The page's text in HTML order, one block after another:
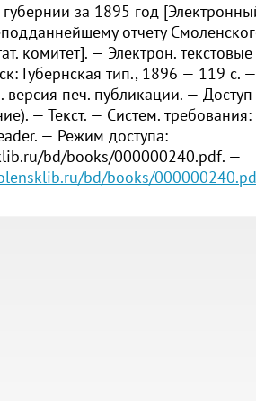
за 1895 год
отчету
комитет]. — Электрон.
Губернская тип., 1896 — 119 с. —
версия печ. публикации. —
— Текст. — Систем.
— Режим доступа:
bd/books/000000240.pdf. —
bd/books/